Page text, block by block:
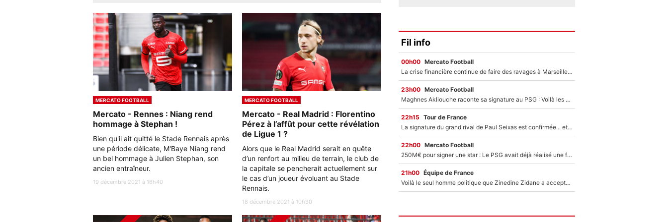
MERCATO FOOTBALL
Mercato - Rennes : Niang rend
hommage à Stephan !
Bien qu'il ait quitté le Stade Rennais après
une période délicate, M'Baye Niang rend
un bel hommage à Julien Stephan, son
ancien entraîneur.
19 décembre 2021 à 16h40
MERCATO FOOTBALL
Mercato - Real Madrid : Florentino
Pérez à l’affût pour cette révélation
de Ligue 1 ?
Alors que le Real Madrid serait en quête
d’un renfort au milieu de terrain, le club de
la capitale se pencherait actuellement sur
le cas d’un joueur évoluant au Stade
Rennais.
18 décembre 2021 à 10h30
Fil info
00h00 Mercato Football
La crise financière continue de faire des ravages à Marseille : L’OM a placé 12 joueurs sur le marché des transferts… et ça pourrait lui rapporter près de 100M€ !
23h00 Mercato Football
Maghnes Akliouche raconte sa signature au PSG : Voilà les coulisses de son transfert de rêve à 50M€
22h15 Tour de France
La signature du grand rival de Paul Seixas est confirmée... et c'est une excellente nouvelle pour l'équipe Decathlon-CMA CGM !
22h00 Mercato Football
250M€ pour signer une star : Le PSG avait déjà réalisé une folie sur le mercato bien avant Neymar !
21h00 Équipe de France
Voilà le seul homme politique que Zinedine Zidane a accepté dans son entourage : «Je garde un très bon souvenir de lui»